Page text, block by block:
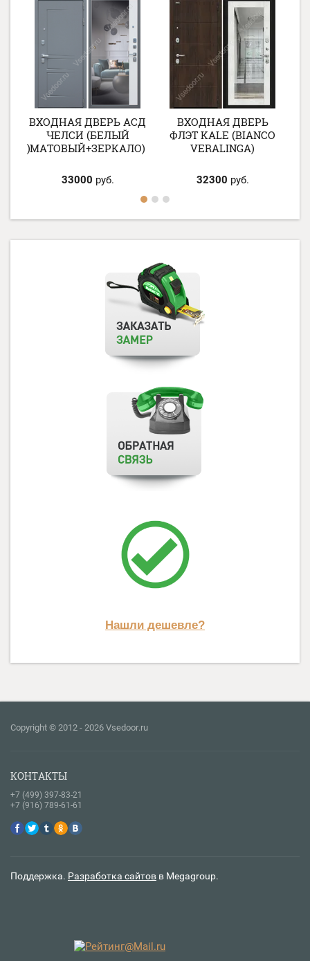
ВХОДНАЯ ДВЕРЬ АСД
ЧЕЛСИ (БЕЛЫЙ
МАТОВЫЙ+ЗЕРКАЛО)
33000 руб.
ВХОДНАЯ ДВЕРЬ
ФЛЭТ KALE (BIANCO
VERALINGA)
32300 руб.
Нашли дешевле?
Copyright © 2012 - 2026 Vsedoor.ru
КОНТАКТЫ
+7 (499) 397-83-21
+7 (916) 789-61-61
Поддержка. Разработка сайтов в Megagroup.